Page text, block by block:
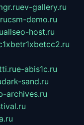
ev-gallery.ru
csm-demo.ru
allseo-host.ru
e-abis1c.ru
dark-sand.ru
archives.ru